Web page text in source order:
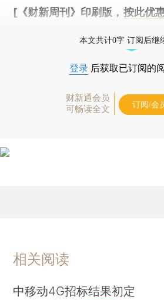
[《财新周刊》印刷版， 按此优
本文共计0字 订阅后继
登录 后获取已订阅的
财新通会员
可畅读全文
订阅/会
相关阅读
中移动4G招标结果初定